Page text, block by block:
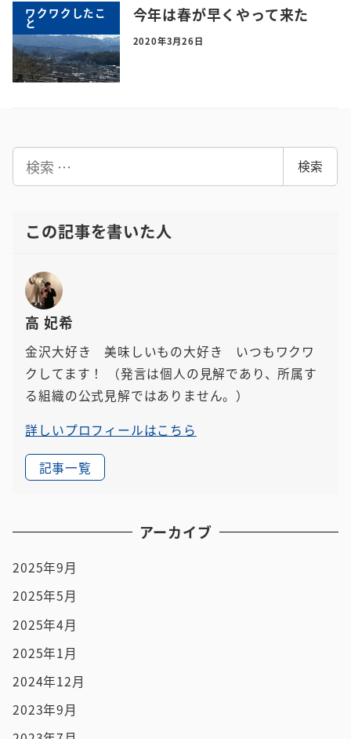
ワクワクしたこ
と 今年は春が早くやって来た
2020年3月26日
索
検索
この記事を書いた人
高 妃希
金沢大好き 美味しいもの大好き いつもワクワ
クしてます！
（発言は個人の見解であり、所属す
る組織の公式見解ではありません。）
詳しいプロフィールはこちら
記事一覧
アーカイブ
2025年9月
2025年5月
2025年4月
2025年1月
2024年12月
2023年9月